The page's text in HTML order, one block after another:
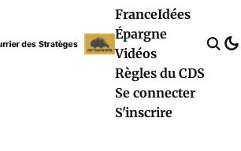
FranceIdées
Épargne
Vidéos
Règles du CDS
Se connecter
S'inscrire